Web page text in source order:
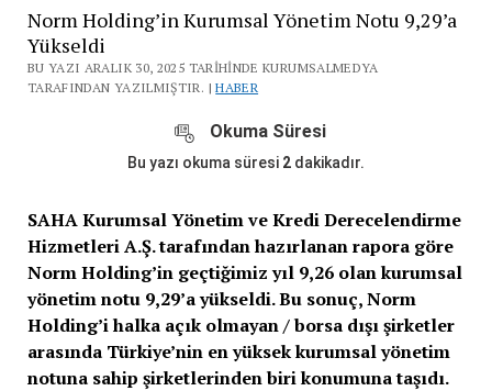
Norm Holding’in Kurumsal Yönetim Notu 9,29’a
Yükseldi
BU YAZI ARALIK 30, 2025 TARIHINDE KURUMSALMEDYA
TARAFINDAN YAZILMIŞTIR. |HABER
Okuma Süresi
Bu yazı okuma süresi 2 dakikadır.
SAHA Kurumsal Yönetim ve Kredi Derecelendirme
Hizmetleri A.Ş. tarafından hazırlanan rapora göre
Norm Holding’in geçtiğimiz yıl 9,26 olan kurumsal
yönetim notu 9,29’a yükseldi. Bu sonuç, Norm
Holding’i halka açık olmayan / borsa dışı şirketler
arasında Türkiye’nin en yüksek kurumsal yönetim
notuna sahip şirketlerinden biri konumuna taşıdı.